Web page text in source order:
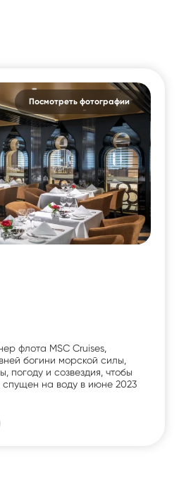
Посмотреть фотографии
флота MSC Cruises,
богини морской силы,
погоду и созвездия, чтобы
на воду в июне 2023